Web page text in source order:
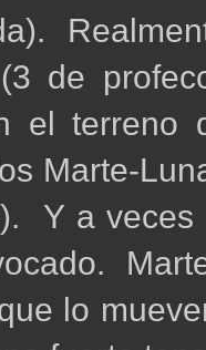
de
el
Marte-
Y a
lo